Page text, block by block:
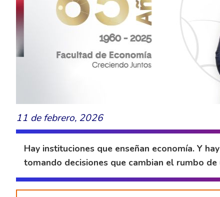
11 de febrero, 2026
Hay instituciones que enseñan economía. Y
tomando decisiones que cambian el rumbo de